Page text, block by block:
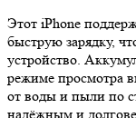
Этот iPhone
быструю зарядку,
устройство.
режиме просмотра
от воды и пыли по
надёжным и